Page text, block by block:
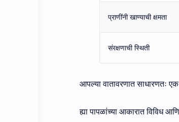
प्राणींनी खाण्याची क्षमता
संरक्षणाची स्थिती
आपल्या वातावरणात साधारणतः
ह्या पापळांच्या आकारात विविध